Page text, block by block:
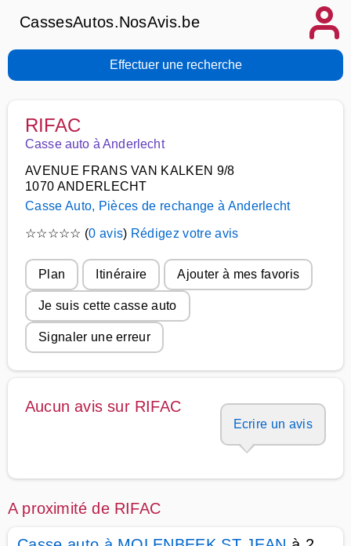
CassesAutos.NosAvis.be
Effectuer une recherche
RIFAC
Casse auto à Anderlecht
AVENUE FRANS VAN KALKEN 9/8
1070 ANDERLECHT
Casse Auto, Pièces de rechange à Anderlecht
☆☆☆☆☆ (0 avis) Rédigez votre avis
Plan Itinéraire Ajouter à mes favoris
Je suis cette casse auto
Signaler une erreur
Aucun avis sur RIFAC
Ecrire un avis
A proximité de RIFAC